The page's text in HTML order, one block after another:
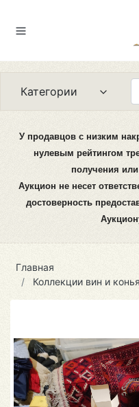
Категории
У продавцов с низким
нулевым рейтингом
получения
Аукцион не несет
достоверность
Главная
Коллекции вин и